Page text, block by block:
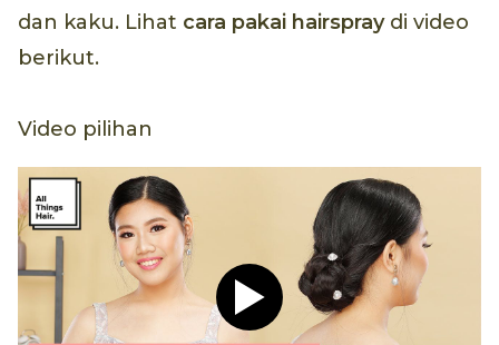
dan kaku. Lihat cara pakai hairspraydi video
berikut.
Video pilihan
Play video Tutorial Hijab